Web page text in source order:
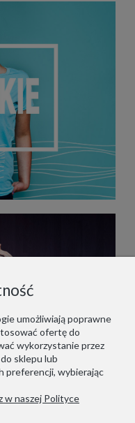
umożliwiają poprawne
ofertę do
wykorzystanie przez
sklepu lub
preferencji, wybierając
w naszej Polityce